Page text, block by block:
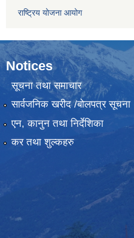
राष्ट्रिय योजना आयोग
Notices
सूचना तथा समाचार
सार्वजनिक खरीद /बोलपत्र सूचना
एन, कानुन तथा निर्देशिका
कर तथा शुल्कहरु